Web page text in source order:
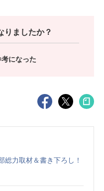
りましたか？
になった
力取材＆書き下ろし！